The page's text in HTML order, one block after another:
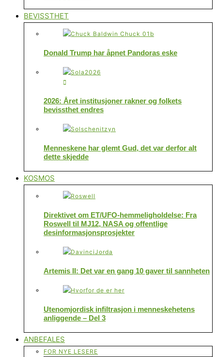
BEVISSTHET
Donald Trump har åpnet Pandoras eske
2026: Året institusjoner rakner og folkets
bevissthet endres
Menneskene har glemt Gud, det var derfor alt
dette skjedde
KOSMOS
Direktivet om ET/UFO-hemmeligholdelse: Fra
Roswell til MJ12, NASA og offentlige
desinformasjonsprosjekter
Artemis II: Det var en gang 10 gaver til sannheten
Utenomjordisk infiltrasjon i menneskehetens
anliggende – Del 3
ANBEFALES
FOR NYE LESERE